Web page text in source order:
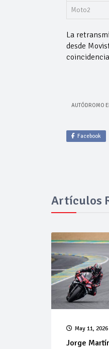
Moto2
La
desde
AUTÓDROMO
Facebook
Artículos
May 11, 2026
Jorge